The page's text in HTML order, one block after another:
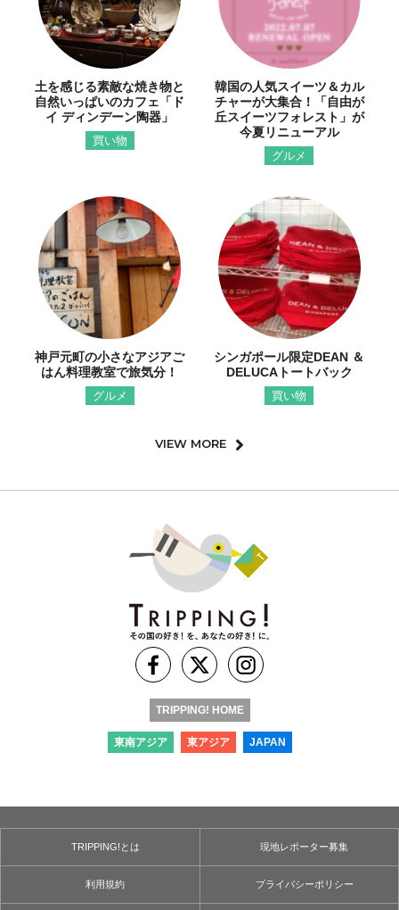
土を感じる素敵な焼き物と
自然いっぱいのカフェ「ド
イ ディンデーン陶器」
買い物
韓国の人気スイーツ＆カル
チャーが大集合！「自由が
丘スイーツフォレスト」が
今夏リニューアル
グルメ
神戸元町の小さなアジアご
はん料理教室で旅気分！
グルメ
シンガポール限定DEAN ＆
DELUCAトートバック
買い物
VIEW MORE
TRIPPING! HOME
東南アジア 東アジア JAPAN
TRIPPING!とは 現地レポーター募集
利用規約 プライバシーポリシー